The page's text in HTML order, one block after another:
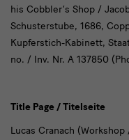
his Cobbler’s Shop /
Schusterstube, 1686,
Kupferstich-Kabinett,
no. / Inv. Nr. A 137850
Title Page / Titelseite
Lucas Cranach